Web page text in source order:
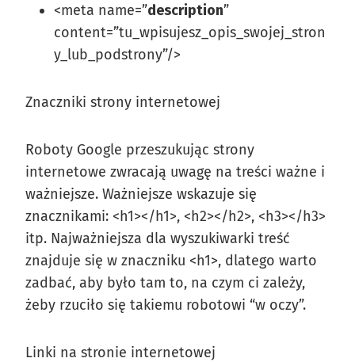
<meta name=”description”
content=”tu_wpisujesz_opis_swojej_stron
y_lub_podstrony”/>
Znaczniki strony internetowej
Roboty Google przeszukując strony
internetowe zwracają uwagę na treści ważne i
ważniejsze. Ważniejsze wskazuje się
znacznikami: <h1></h1>, <h2></h2>, <h3></h3>
itp. Najważniejsza dla wyszukiwarki treść
znajduje się w znaczniku <h1>, dlatego warto
zadbać, aby było tam to, na czym ci zależy,
żeby rzuciło się takiemu robotowi “w oczy”.
Linki na stronie internetowej